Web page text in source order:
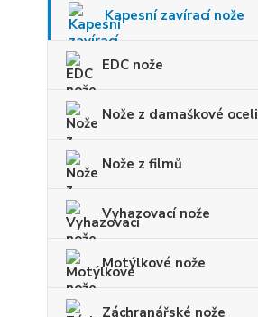
Kapesní zavírací nože
EDC nože
Nože z damaškové oceli
Nože z filmů
Vyhazovací nože
Motýlkové nože
Záchranářské nože